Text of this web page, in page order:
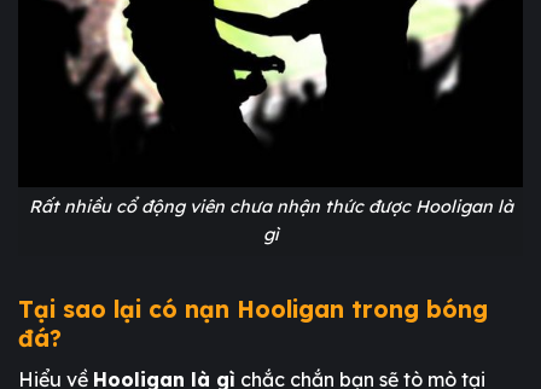
Rất nhiều cổ động viên chưa nhận thức được Hooligan là
gì
Tại sao lại có nạn Hooligan trong bóng
đá?
Hiểu về Hooligan là gì chắc chắn bạn sẽ tò mò tại